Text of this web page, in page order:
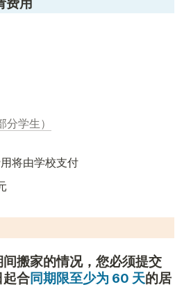
学生）
将由学校支付
搬家的情况，您必须提交
起合同期限至少为 60 天的居